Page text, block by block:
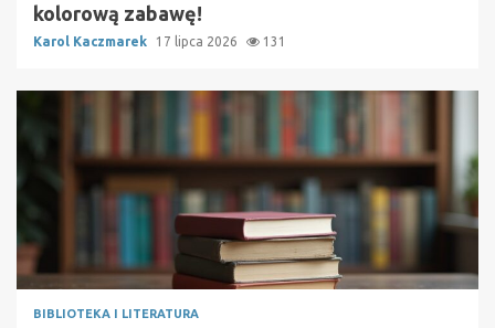
kolorową zabawę!
Karol Kaczmarek 17 lipca 2026 131
BIBLIOTEKA I LITERATURA